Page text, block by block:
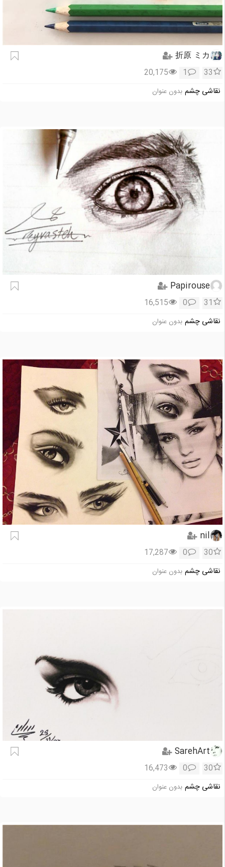
折原 ミカ
33
1
20,175
نقاشی چشم بدون عنوان
Papirouse
31
0
16,515
نقاشی چشم بدون عنوان
nil
30
0
17,287
نقاشی چشم بدون عنوان
SarehArt
30
0
16,473
نقاشی چشم بدون عنوان